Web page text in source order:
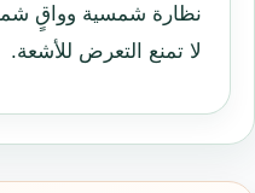
نظارة شمسية وواقٍ
لا تمنع التعرض للأشعة.